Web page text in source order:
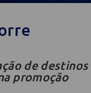
de destinos
promoção